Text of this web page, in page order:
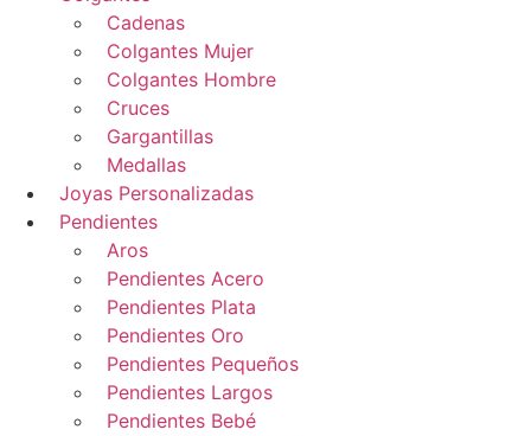
Cadenas
Colgantes Mujer
Colgantes Hombre
Cruces
Gargantillas
Medallas
Joyas Personalizadas
Pendientes
Aros
Pendientes Acero
Pendientes Plata
Pendientes Oro
Pendientes Pequeños
Pendientes Largos
Pendientes Bebé